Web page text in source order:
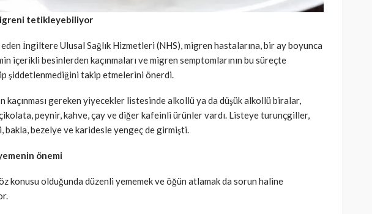
tetikleyebiliyor
İngiltere Ulusal Sağlık Hizmetleri (NHS), migren hastalarına, bir ay boyunca
içerikli besinlerden kaçınmaları ve migren semptomlarının bu süreçte
şiddetlenmediğini takip etmelerini önerdi.
kaçınması gereken yiyecekler listesinde alkollü ya da düşük alkollü biralar,
peynir, kahve, çay ve diğer kafeinli ürünler vardı. Listeye turunçgiller,
bakla, bezelye ve karidesle yengeç de girmişti.
önemi
konusu olduğunda düzenli yememek ve öğün atlamak da sorun haline